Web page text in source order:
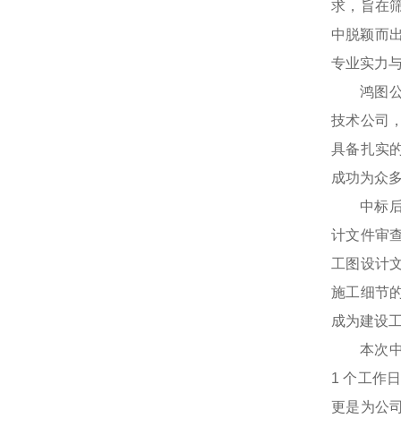
求，旨在
中脱颖而
专业实力
鸿图
技术公司
具备扎实
成功为众
中标
计文件审
工图设计
施工细节
成为建设
本次
1 个工作
更是为公